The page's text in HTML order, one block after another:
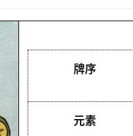
牌序
元素